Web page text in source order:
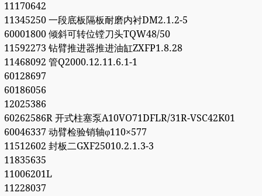
11170642
11345250 一段底板隔板耐磨内衬DM2.1.2-5
60001800 倾斜可转位镗刀头TQW48/50
11592273 钻臂推进器推进油缸ZXFP1.8.28
11468092 管Q2000.12.11.6.1-1
60128697
60186056
12025386
60262586R 开式柱塞泵A10VO71DFLR/31R-VSC42K01
60046337 动臂检验销轴φ110×577
11512602 封板二GXF25010.2.1.3-3
11835635
11006201L
11228037